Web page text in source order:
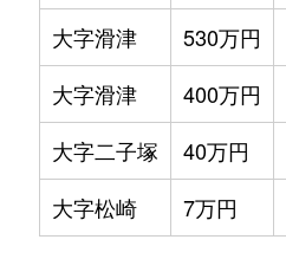
大字滑津
530万円
大字滑津
400万円
大字二子塚
40万円
大字松崎
7万円